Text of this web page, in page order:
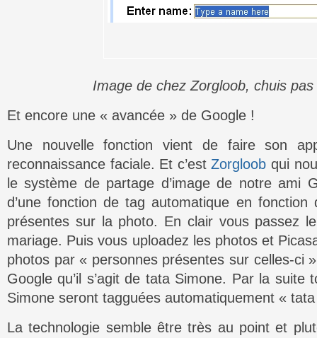
Image de chez Zorgloob, chuis
Et encore une « avancée » de Google !
Une nouvelle fonction vient de faire son
reconnaissance faciale. Et c’estZorgloob qui
le système de partage d’image de notre ami
d’une fonction de tag automatique en fonction
présentes sur la photo. En clair vous passez
mariage. Puis vous uploadez les photos et
photos par « personnes présentes sur celles-ci
Google qu’il s’agit de tata Simone. Par la suite
Simone seront tagguées automatiquement «
La technologie semble être très au point et